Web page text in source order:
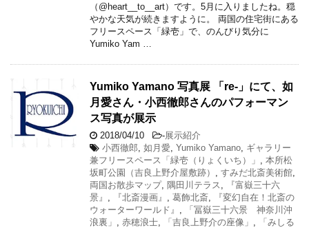
（@heart__to__art）です。5月に入りましたね。穏
やかな天気が続きますように。 両国の住宅街にある
フリースペース「緑壱」で、のんびり気分に
Yumiko Yam …
Yumiko Yamano 写真展 「re-」にて、如
月愛さん・小西徹郎さんのパフォーマン
ス写真が展示
2018/04/10 -展示紹介
小西徹郎 如月愛 Yumiko Yamano ギャラリー
兼フリースペース「緑壱（りょくいち）」
本所松
坂町公園（吉良上野介屋敷跡）
すみだ北斎美術館
両国お散歩マップ, 隅田川テラス
『富嶽三十六
景』
『北斎漫画』 葛飾北斎
『変幻自在！北斎の
ウォーターワールド』
「冨嶽三十六景 神奈川沖
浪裏」
赤穂浪士 「吉良上野介の座像」
「みしる